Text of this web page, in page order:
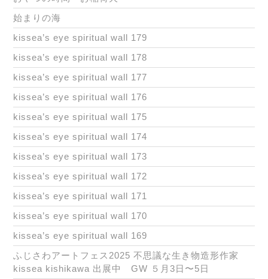
始まりの海
kissea’s eye spiritual wall 179
kissea’s eye spiritual wall 178
kissea’s eye spiritual wall 177
kissea’s eye spiritual wall 176
kissea’s eye spiritual wall 175
kissea’s eye spiritual wall 174
kissea’s eye spiritual wall 173
kissea’s eye spiritual wall 172
kissea’s eye spiritual wall 171
kissea’s eye spiritual wall 170
kissea’s eye spiritual wall 169
ふじさわアートフェス2025 不思議な生き物造形作家
kissea kishikawa 出展中 GW ５月3日〜5日